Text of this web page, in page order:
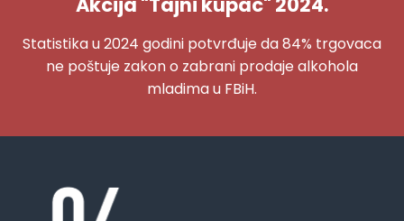
Statistika u 2024 godini potvrđuje da 84% trgovaca
ne poštuje zakon o zabrani prodaje alkohola
mladima u FBiH.